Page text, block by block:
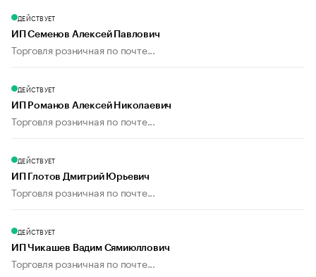
ДЕЙСТВУЕТ
ИП Семенов Алексей Павлович
Торговля розничная по почте...
ДЕЙСТВУЕТ
ИП Романов Алексей Николаевич
Торговля розничная по почте...
ДЕЙСТВУЕТ
ИП Глотов Дмитрий Юрьевич
Торговля розничная по почте...
ДЕЙСТВУЕТ
ИП Чикашев Вадим Сямиюллович
Торговля розничная по почте...